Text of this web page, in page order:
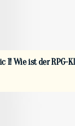
1! Wie ist der RPG-